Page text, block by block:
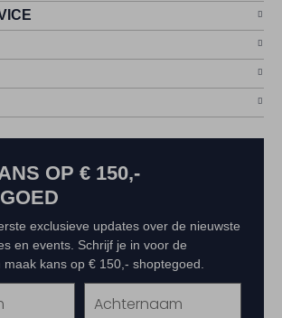
OP € 150,-
exclusieve updates over de nieuwste
en events. Schrijf je in voor de
kans op € 150,- shoptegoed.